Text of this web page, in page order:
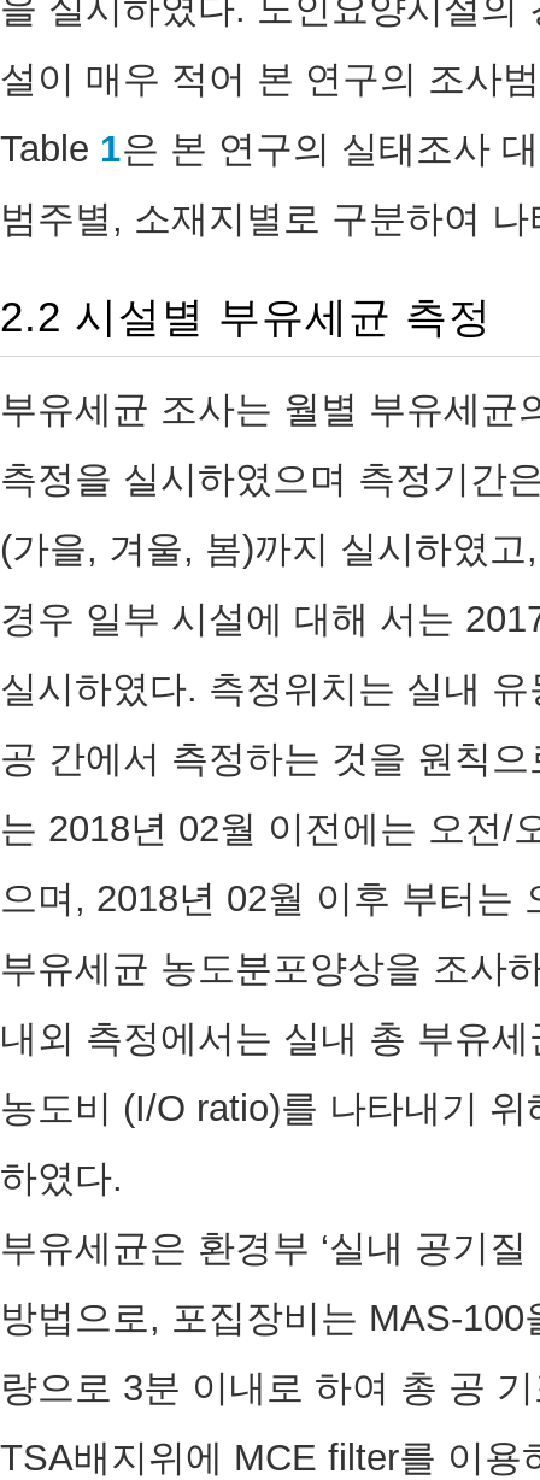
을 실시하였다. 노인요양시설의
설이 매우 적어 본 연구의 조사
Table 1은 본 연구의 실태조사
범주별, 소재지별로 구분하여
2.2 시설별 부유세균 측정
부유세균 조사는 월별 부유세균
측정을 실시하였으며 측정기간
(가을, 겨울, 봄)까지 실시하였
경우 일부 시설에 대해 서는
실시하였다. 측정위치는 실내
공 간에서 측정하는 것을 원칙
는 2018년 02월 이전에는 오전/
으며, 2018년 02월 이후 부터는
부유세균 농도분포양상을 조사
내외 측정에서는 실내 총 부유
농도비 (I/O ratio)를 나타내기
하였다.
부유세균은 환경부 ‘실내 공기
방법으로, 포집장비는 MAS-
량으로 3분 이내로 하여 총 공
TSA배지위에 MCE filter를 이용